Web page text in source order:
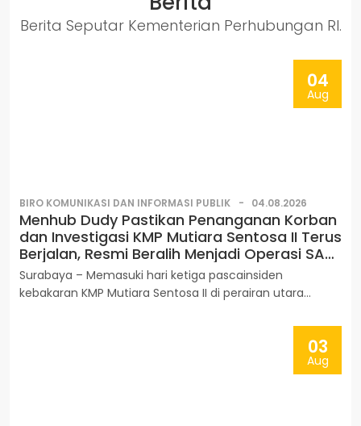
Berita Seputar Kementerian Perhubungan RI.
04
Aug
BIRO KOMUNIKASI DAN INFORMASI PUBLIK 04.08.2026
Menhub Dudy Pastikan Penanganan Korban
dan Investigasi KMP Mutiara Sentosa II Terus
Berjalan, Resmi Beralih Menjadi Operasi SAR
Rutin Kesiapsiagaan
Surabaya – Memasuki hari ketiga pascainsiden
kebakaran KMP Mutiara Sentosa II di perairan utara
berhasil dievakuasi dari Masalembu ke Surabaya. Dengan
demikian, total 238 orang yang berada di atas kapal,
terdiri atas penumpang dan awak kapal, telah berhasil
03
Aug